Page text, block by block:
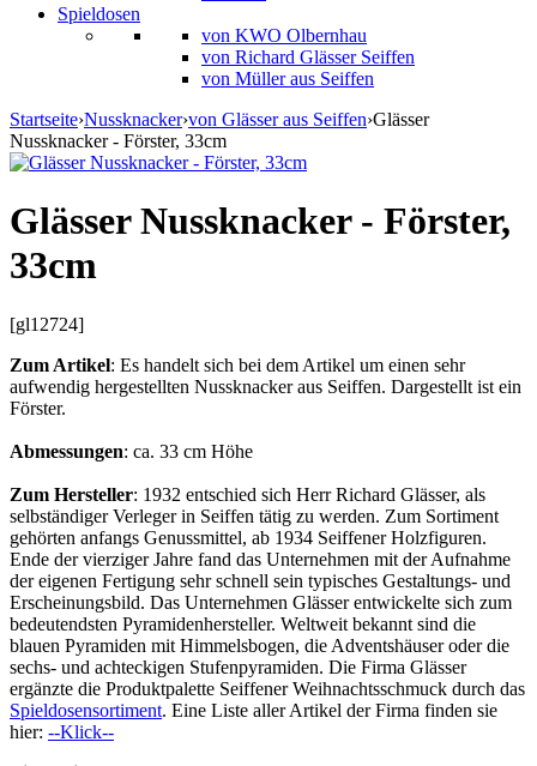
Spieldosen
von KWO Olbernhau
von Richard Glässer Seiffen
von Müller aus Seiffen
Startseite›Nussknacker›von Glässer aus Seiffen›Glässer
Nussknacker - Förster, 33cm
Glässer Nussknacker - Förster,
33cm
[gl12724]
Zum Artikel: Es handelt sich bei dem Artikel um einen sehr
aufwendig hergestellten Nussknacker aus Seiffen. Dargestellt ist ein
Förster.
Abmessungen: ca. 33 cm Höhe
Zum Hersteller: 1932 entschied sich Herr Richard Glässer, als
selbständiger Verleger in Seiffen tätig zu werden. Zum Sortiment
gehörten anfangs Genussmittel, ab 1934 Seiffener Holzfiguren.
Ende der vierziger Jahre fand das Unternehmen mit der Aufnahme
der eigenen Fertigung sehr schnell sein typisches Gestaltungs- und
Erscheinungsbild. Das Unternehmen Glässer entwickelte sich zum
bedeutendsten Pyramidenhersteller. Weltweit bekannt sind die
blauen Pyramiden mit Himmelsbogen, die Adventshäuser oder die
sechs- und achteckigen Stufenpyramiden. Die Firma Glässer
ergänzte die Produktpalette Seiffener Weihnachtsschmuck durch das
Spieldosensortiment. Eine Liste aller Artikel der Firma finden sie
hier: --Klick--